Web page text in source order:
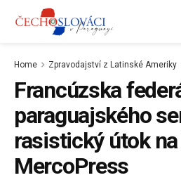
Home Zpravodajství z Latinské Ameriky
Francúzska
paraguajského
rasistický útok
MercoPress